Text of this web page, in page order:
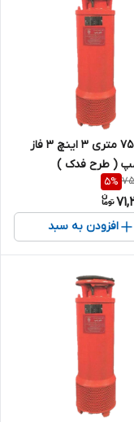
کفکش 75 متری 3 اینچ 3 فاز
( طرح فدک )
5%
افزودن به سبد